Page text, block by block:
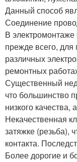
Данный способ
Соединение
В
прежде всего, для
различных
ремонтных
Существенный
что большинство
низкого
Некачественная
затяжке (резьба),
контакта.
Более дорогие и